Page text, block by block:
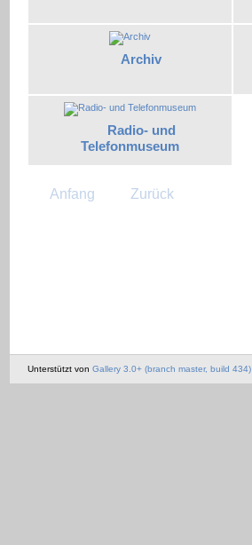
Archiv
Radio- und
Telefonmuseum
Anfang Zurück
Unterstützt von Gallery 3.0+ (branch master, build 434)